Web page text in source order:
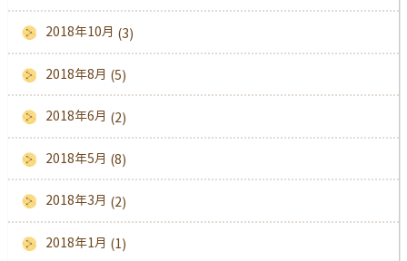
2018年10月 (3)
2018年8月 (5)
2018年6月 (2)
2018年5月 (8)
2018年3月 (2)
2018年1月 (1)